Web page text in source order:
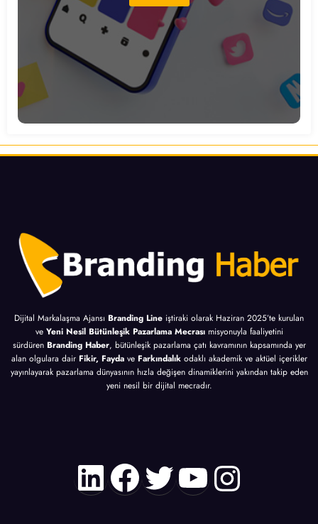
Dijital Markalaşma Ajansı Branding Line iştiraki olarak Haziran 2025’te kurulan
ve Yeni Nesil Bütünleşik Pazarlama Mecrası misyonuyla faaliyetini
sürdüren Branding Haber, bütünleşik pazarlama çatı kavramının kapsamında yer
alan olgulara dair Fikir, Fayda ve Farkındalık odaklı akademik ve aktüel içerikler
yayınlayarak pazarlama dünyasının hızla değişen dinamiklerini yakından takip eden
yeni nesil bir dijital mecradır.
LinkedIn
Facebook
Twitter
YouTube